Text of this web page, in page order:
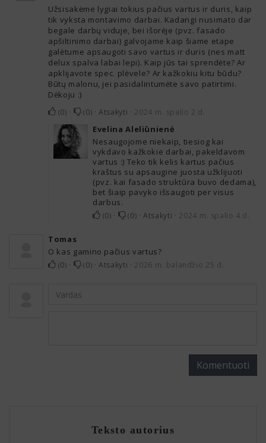
Užsisakėme lygiai tokius pačius vartus ir duris, kaip
tik vyksta montavimo darbai. Kadangi nusimato dar
begale darbų viduje, bei išorėje (pvz. fasado
apšiltinimo darbai) galvojame kaip šiame etape
galėtume apsaugoti savo vartus ir duris (nes matt
delux spalva labai lepi). Kaip jūs tai sprendėte? Ar
apklijavote spec. plėvele? Ar kažkokiu kitu būdu?
Būtų malonu, jei pasidalintumėte savo patirtimi.
Dėkoju :)
(0) · ( 0) ·Atsakyti · 2024 m. spalio 2 d.
Evelina Aleliūnienė
Nesaugojome niekaip, tiesiog kai
vykdavo kažkokie darbai, pakeldavom
vartus :) Teko tik kelis kartus pačius
kraštus su apsaugine juosta užklijuoti
(pvz. kai fasado struktūra buvo dedama),
bet šiaip pavyko išsaugoti per visus
darbus.
(0) · ( 0) ·Atsakyti · 2024 m. spalio 4 d.
Tomas
O kas gamino pačius vartus?
(0) · ( 0) ·Atsakyti · 2026 m. balandžio 25 d.
Komentuoti
Teksto autorius